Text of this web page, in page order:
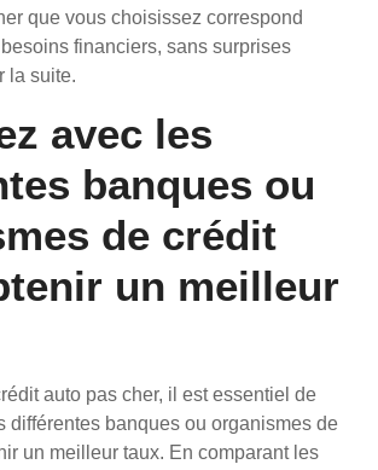
que vous choisissez correspond
financiers, sans surprises
la suite.
avec les
banques ou
de crédit
un meilleur
auto pas cher, il est essentiel de
différentes banques ou organismes de
un meilleur taux. En comparant les